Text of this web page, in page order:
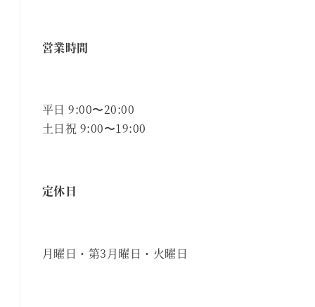
営業時間
平日 9:00〜20:00
土日祝 9:00〜19:00
定休日
月曜日・第3月曜日・火曜日